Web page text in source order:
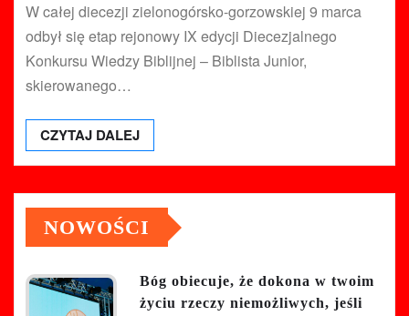
W całej diecezji zielonogórsko-gorzowskiej 9 marca
odbył się etap rejonowy IX edycji Diecezjalnego
Konkursu Wiedzy Biblijnej – Biblista Junior,
skierowanego…
CZYTAJ DALEJ
NOWOŚCI
Bóg obiecuje, że dokona w twoim
życiu rzeczy niemożliwych, jeśli